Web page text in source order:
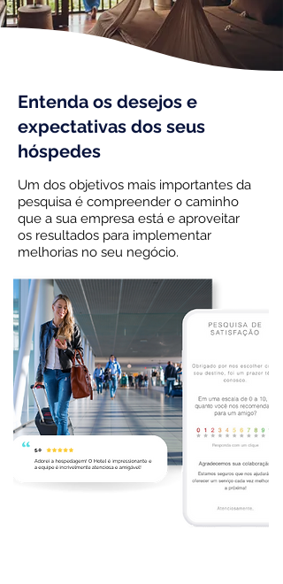
Entenda os desejos e
expectativas dos seus
hóspedes
Um dos objetivos mais importantes da
pesquisa é compreender o caminho
que a sua empresa está e aproveitar
os resultados para implementar
melhorias no seu negócio.